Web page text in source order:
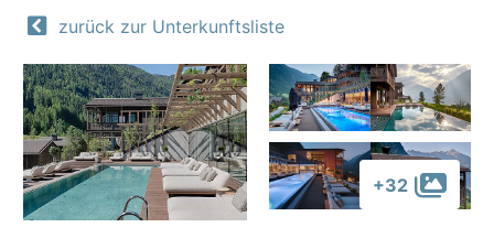
zurück zur Unterkunftsliste
+32